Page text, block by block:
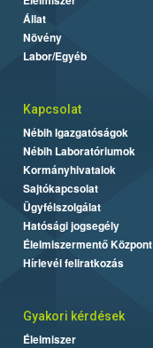
Állat
Növény
Labor/Egyéb
Kapcsolat
Nébih Igazgatóságok
Nébih Laboratóriumok
Kormányhivatalok
Sajtókapcsolat
Ügyfélszolgálat
Hatósági jogsegély
Élelmiszermentő Központ
Hírlevél feliratkozás
Gyakori kérdések
Élelmiszer